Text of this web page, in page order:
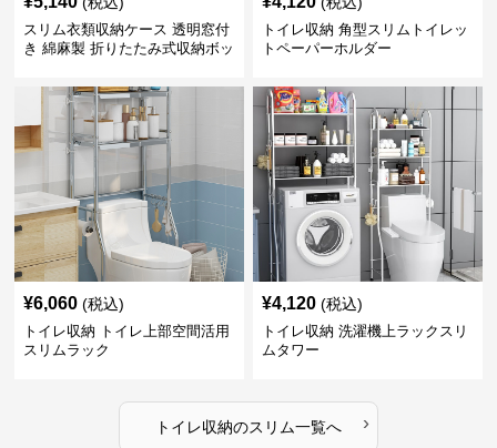
スリム衣類収納ケース 透明窓付
き 綿麻製 折りたたみ式収納ボッ
トイレ収納 角型スリムトイレッ
トペーパーホルダー
¥6,060 (税込)
トイレ収納 トイレ上部空間活用
スリムラック
¥4,120 (税込)
トイレ収納 洗濯機上ラックスリ
ムタワー
トイレ収納のスリム一覧へ ›